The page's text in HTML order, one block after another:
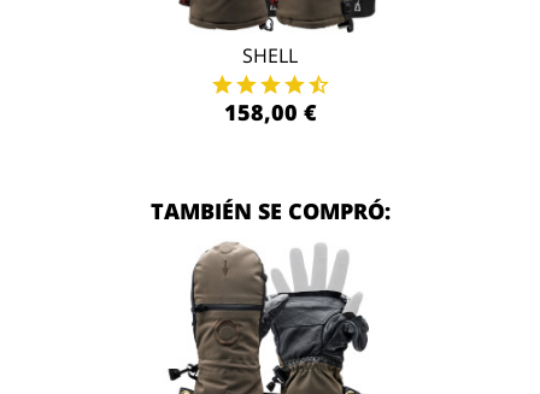
SHELL
158,00 €
TAMBIÉN SE COMPRÓ: